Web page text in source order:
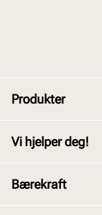
Produkter
Barn
Vi hjelper deg!
Bærekraft